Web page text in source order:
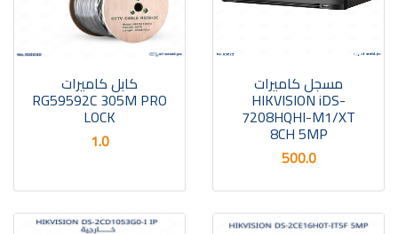
مسجل كاميرات
HIKVISION iDS-
7208HQHI-M1/XT
8CH 5MP
500.0
كابل كاميرات
RG59592C 305M PRO
LOCK
1.0